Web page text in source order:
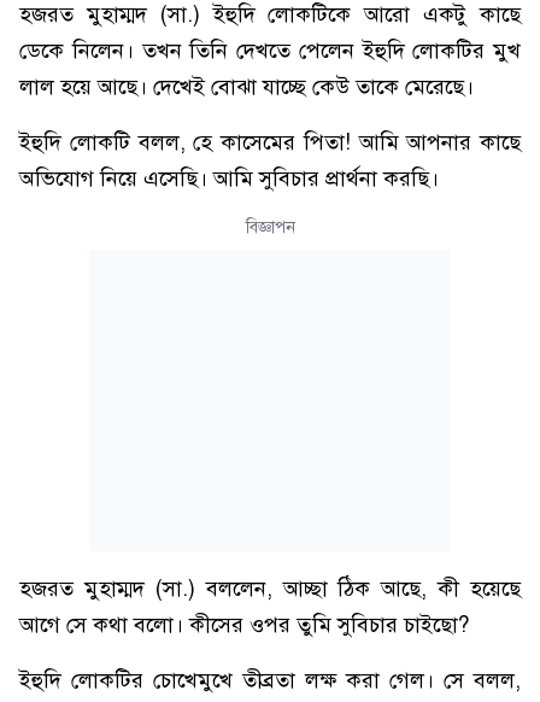
হজরত মুহাম্মদ (সা.) ইহুদি লোকটিকে আরো একটু কাছে
ডেকে নিলেন। তখন তিনি দেখতে পেলেন ইহুদি লোকটির মুখ
লাল হয়ে আছে। দেখেই বোঝা যাচ্ছে কেউ তাকে মেরেছে।
ইহুদি লোকটি বলল, হে কাসেমের পিতা! আমি আপনার কাছে
অভিযোগ নিয়ে এসেছি। আমি সুবিচার প্রার্থনা করছি।
বিজ্ঞাপন
হজরত মুহাম্মদ (সা.) বললেন, আচ্ছা ঠিক আছে, কী হয়েছে
আগে সে কথা বলো। কীসের ওপর তুমি সুবিচার চাইছো?
ইহুদি লোকটির চোখেমুখে তীব্রতা লক্ষ করা গেল। সে বলল,